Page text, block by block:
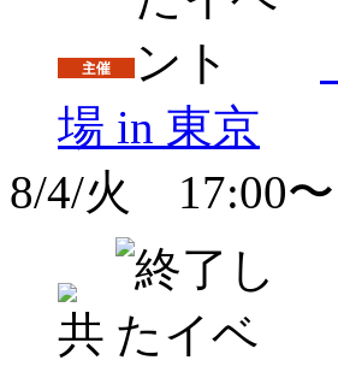
場 in 東京
8/4/火 17:00〜